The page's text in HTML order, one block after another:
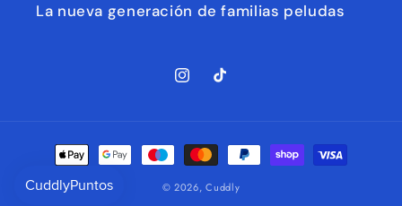
La nueva generación de familias peludas
InstagramTikTok
Formas
de
pago
© 2026,Cuddly